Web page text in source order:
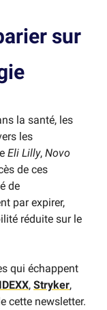
sur
la santé, les
les
Eli Lilly, Novo
de ces
de
par expirer,
réduite sur le
qui échappent
IDEXX, Stryker,
cette newsletter.